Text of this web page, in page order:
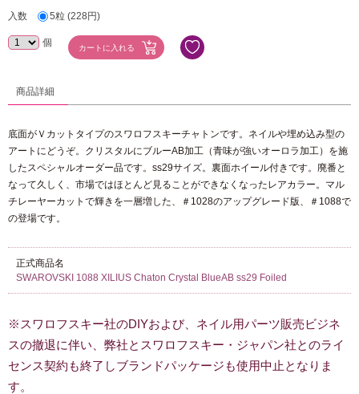
入数
5粒 (228円)
個
商品詳細
底面がＶカットタイプのスワロフスキーチャトンです。ネイルや埋め込み型の
アートにどうぞ。クリスタルにブルーAB加工（青味が強いオーロラ加工）を施
したスペシャルオーダー品です。ss29サイズ。裏面ホイール付きです。廃番と
なって久しく、市場ではほとんど見ることができなくなったレアカラー。マル
チレーヤーカットで輝きを一層増した、＃1028のアップグレード版、＃1088で
の登場です。
正式商品名
SWAROVSKI 1088 XILIUS Chaton Crystal BlueAB ss29 Foiled
※スワロフスキー社のDIYおよび、ネイル用パーツ販売ビジネ
スの撤退に伴い、弊社とスワロフスキー・ジャパン社とのライ
センス契約も終了しブランドパッケージも使用中止となりま
す。